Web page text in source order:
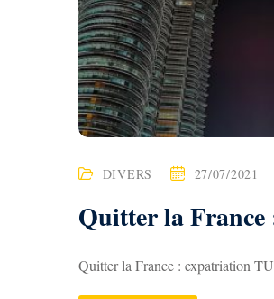
DIVERS 27/07/2021
Quitter la
Quitter la France : expatriation